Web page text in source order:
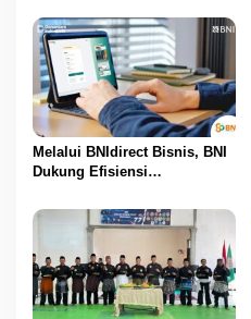
Melalui BNIdirect Bisnis, BNI
Dukung Efisiensi
UMKM